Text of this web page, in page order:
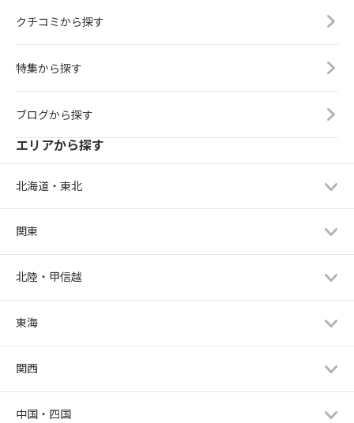
クチコミから探す
特集から探す
ブログから探す
エリアから探す
北海道・東北
関東
北陸・甲信越
東海
関西
中国・四国